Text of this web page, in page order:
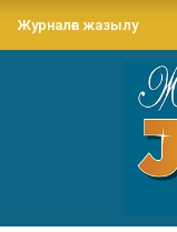
Журналға жазылу